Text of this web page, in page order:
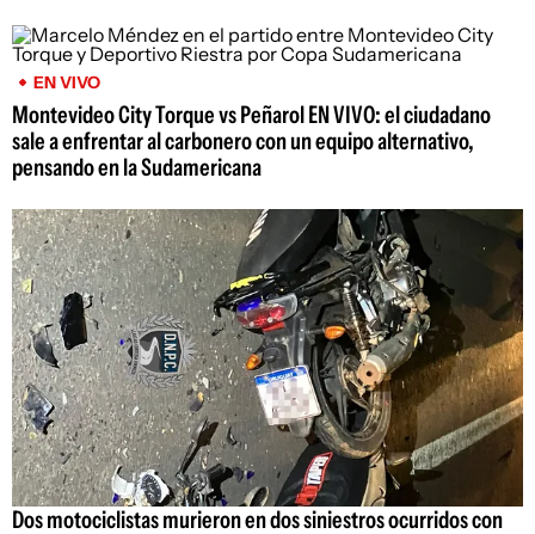
EN VIVO
Montevideo City Torque vs Peñarol EN VIVO: el ciudadano
sale a enfrentar al carbonero con un equipo alternativo,
pensando en la Sudamericana
Dos motociclistas murieron en dos siniestros ocurridos con